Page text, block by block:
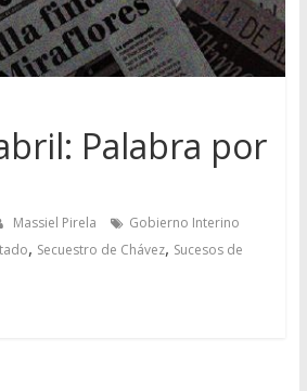
Palabra por
Massiel Pirela
Gobierno Interino
, Secuestro de Chávez, Sucesos de